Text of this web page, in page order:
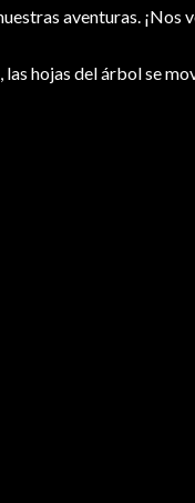
aventuras.
hojas del árbol se